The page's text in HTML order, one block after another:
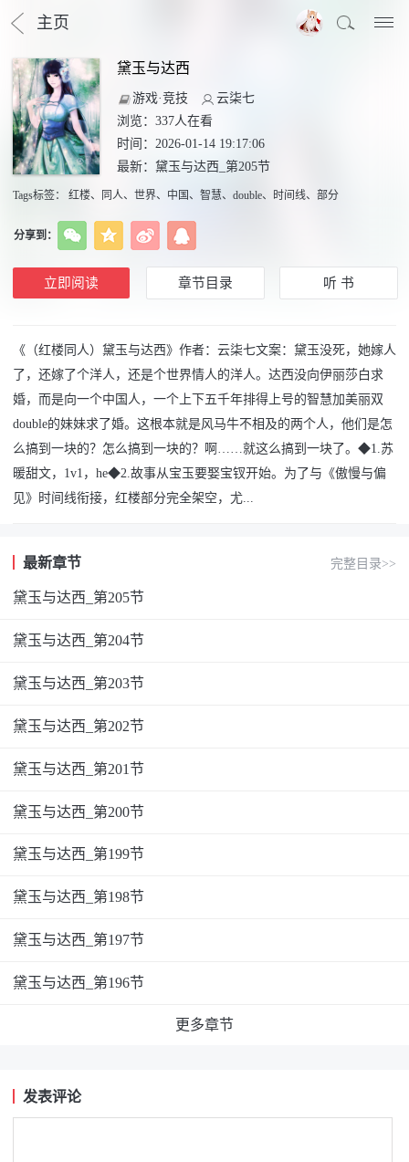
主页
黛玉与达西
游戏·竞技
云柒七
浏览： 337人在看
时间：2026-01-14 19:17:06
最新： 黛玉与达西_第205节
Tags标签： 红楼、 同人、 世界、 中国、 智慧、 double、 时间线、 部分
分享到：
立即阅读 章节目录 听 书
《（红楼同人）黛玉与达西》作者：云柒七文案：黛玉没死，她嫁人
了，还嫁了个洋人，还是个世界情人的洋人。达西没向伊丽莎白求
婚，而是向一个中国人，一个上下五千年排得上号的智慧加美丽双
double的妹妹求了婚。这根本就是风马牛不相及的两个人，他们是怎
么搞到一块的？怎么搞到一块的？啊……就这么搞到一块了。◆1.苏
暖甜文，1v1，he◆2.故事从宝玉要娶宝钗开始。为了与《傲慢与偏
见》时间线衔接，红楼部分完全架空，尤...
最新章节 完整目录>>
黛玉与达西_第205节
黛玉与达西_第204节
黛玉与达西_第203节
黛玉与达西_第202节
黛玉与达西_第201节
黛玉与达西_第200节
黛玉与达西_第199节
黛玉与达西_第198节
黛玉与达西_第197节
黛玉与达西_第196节
更多章节
发表评论